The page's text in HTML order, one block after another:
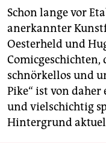
Schon lange vor
anerkannter
Oesterheld und
schnörkellos und
Pike“ ist von
und vielschichtig
Hintergrund